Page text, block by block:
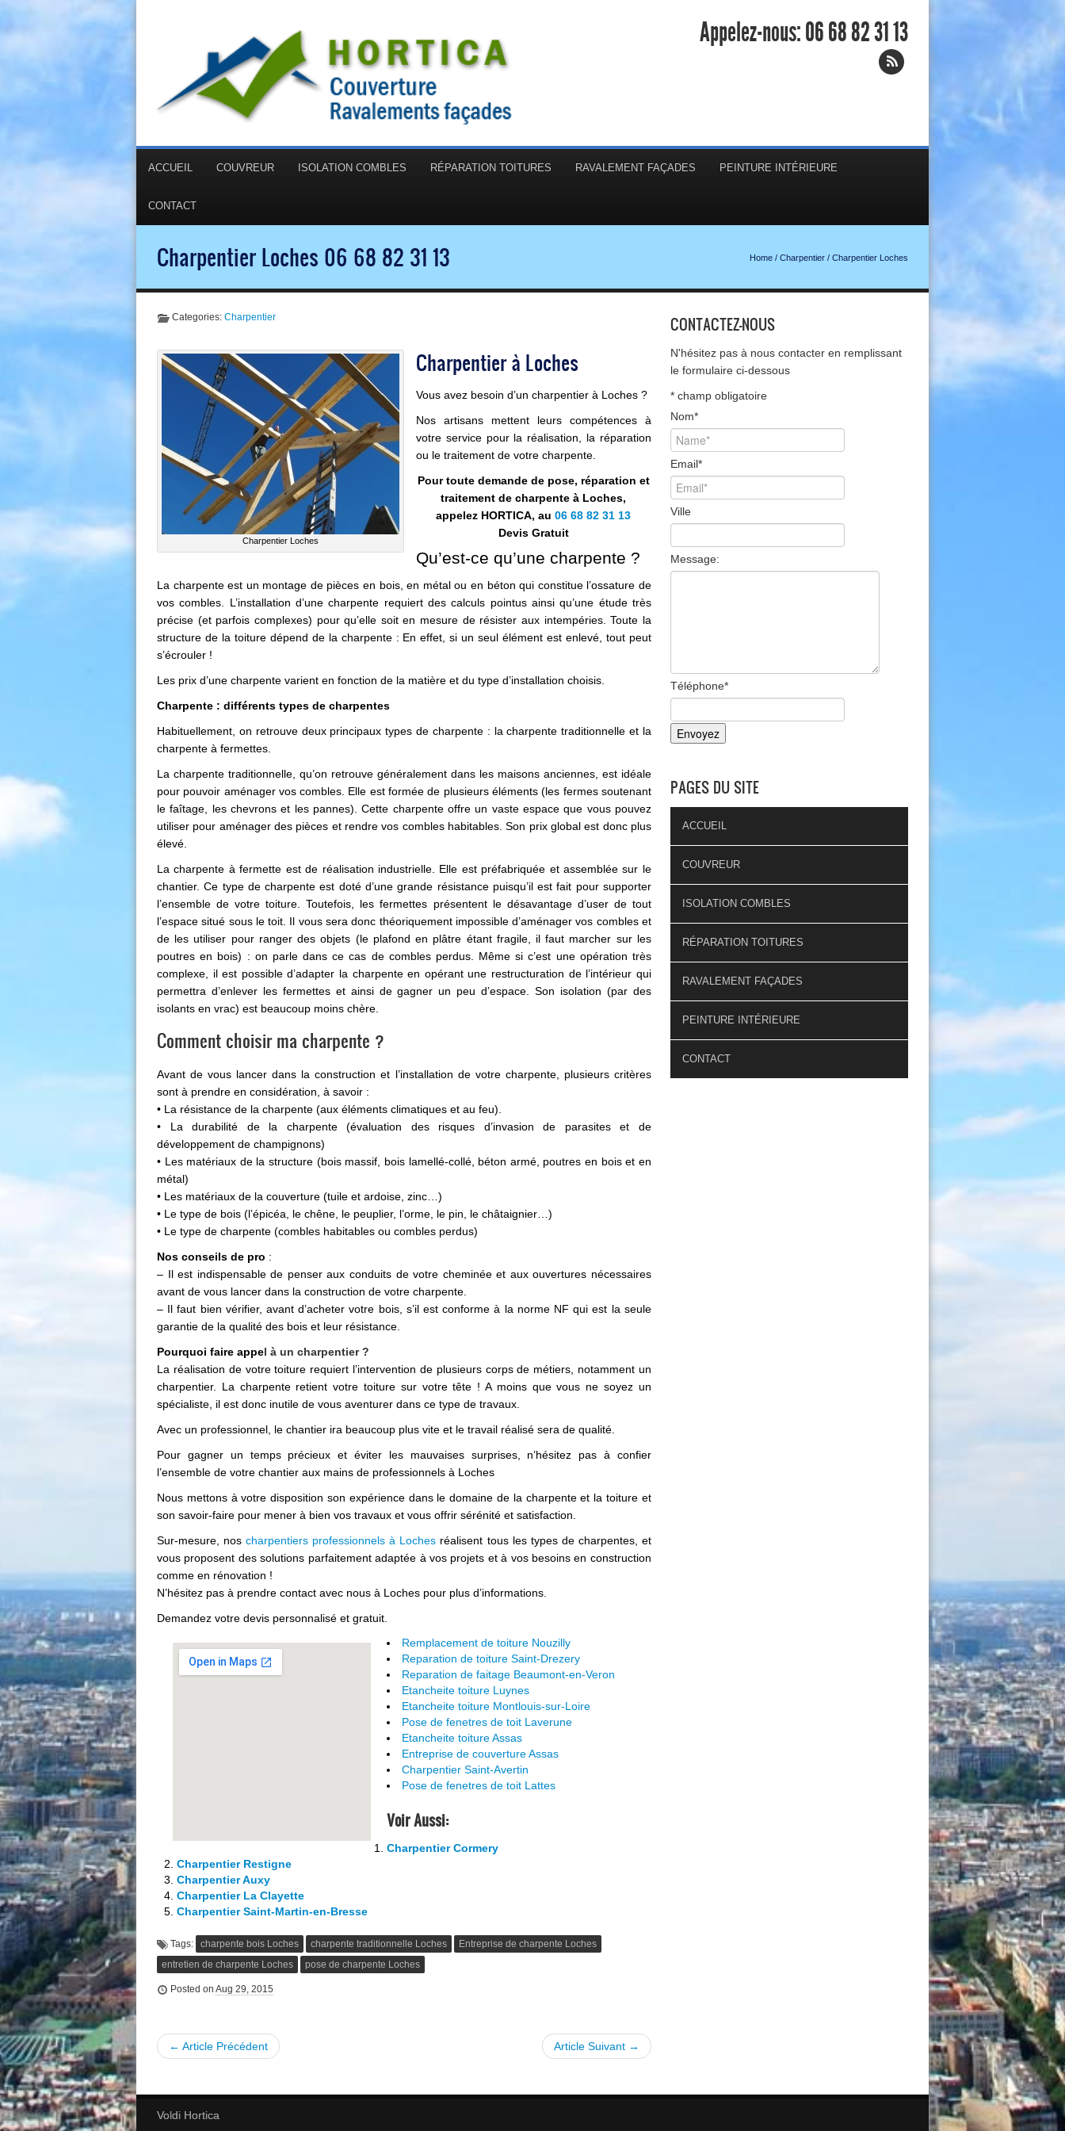
Appelez-nous:06 68 82 31 13
ACCUEIL COUVREUR ISOLATION COMBLES RÉPARATION TOITURES RAVALEMENT FAÇADES PEINTURE INTÉRIEURE
CONTACT
Charpentier Loches 06 68 82 31 13 Home / Charpentier / Charpentier Loches
Categories: Charpentier
Charpentier Loches
Charpentier à Loches
Vous avez besoin d’un charpentier à Loches ?
Nos artisans mettent leurs compétences à
votre service pour la réalisation, la réparation
ou le traitement de votre charpente.
Pour toute demande de pose, réparation et
traitement de charpente à Loches,
appelez HORTICA, au06 68 82 31 13
Devis Gratuit
Qu’est-ce qu’une charpente ?
La charpente est un montage de pièces en bois, en métal ou en béton qui constitue l’ossature de
vos combles. L’installation d’une charpente requiert des calculs pointus ainsi qu’une étude très
précise (et parfois complexes) pour qu’elle soit en mesure de résister aux intempéries. Toute la
structure de la toiture dépend de la charpente : En effet, si un seul élément est enlevé, tout peut
s’écrouler !
Les prix d’une charpente varient en fonction de la matière et du type d’installation choisis.
Charpente : différents types de charpentes
Habituellement, on retrouve deux principaux types de charpente : la charpente traditionnelle et la
charpente à fermettes.
La charpente traditionnelle, qu’on retrouve généralement dans les maisons anciennes, est idéale
pour pouvoir aménager vos combles. Elle est formée de plusieurs éléments (les fermes soutenant
le faîtage, les chevrons et les pannes). Cette charpente offre un vaste espace que vous pouvez
utiliser pour aménager des pièces et rendre vos combles habitables. Son prix global est donc plus
élevé.
La charpente à fermette est de réalisation industrielle. Elle est préfabriquée et assemblée sur le
chantier. Ce type de charpente est doté d’une grande résistance puisqu’il est fait pour supporter
l’ensemble de votre toiture. Toutefois, les fermettes présentent le désavantage d’user de tout
l’espace situé sous le toit. Il vous sera donc théoriquement impossible d’aménager vos combles et
de les utiliser pour ranger des objets (le plafond en plâtre étant fragile, il faut marcher sur les
poutres en bois) : on parle dans ce cas de combles perdus. Même si c’est une opération très
complexe, il est possible d’adapter la charpente en opérant une restructuration de l’intérieur qui
permettra d’enlever les fermettes et ainsi de gagner un peu d’espace. Son isolation (par des
isolants en vrac) est beaucoup moins chère.
Comment choisir ma charpente ?
Avant de vous lancer dans la construction et l’installation de votre charpente, plusieurs critères
sont à prendre en considération, à savoir :
• La résistance de la charpente (aux éléments climatiques et au feu).
• La durabilité de la charpente (évaluation des risques d’invasion de parasites et de
développement de champignons)
• Les matériaux de la structure (bois massif, bois lamellé-collé, béton armé, poutres en bois et en
métal)
• Les matériaux de la couverture (tuile et ardoise, zinc…)
• Le type de bois (l’épicéa, le chêne, le peuplier, l’orme, le pin, le châtaignier…)
• Le type de charpente (combles habitables ou combles perdus)
Nos conseils de pro :
– Il est indispensable de penser aux conduits de votre cheminée et aux ouvertures nécessaires
avant de vous lancer dans la construction de votre charpente.
– Il faut bien vérifier, avant d’acheter votre bois, s’il est conforme à la norme NF qui est la seule
garantie de la qualité des bois et leur résistance.
Pourquoi faire appel à un charpentier?
La réalisation de votre toiture requiert l’intervention de plusieurs corps de métiers, notamment un
charpentier. La charpente retient votre toiture sur votre tête ! A moins que vous ne soyez un
spécialiste, il est donc inutile de vous aventurer dans ce type de travaux.
Avec un professionnel, le chantier ira beaucoup plus vite et le travail réalisé sera de qualité.
Pour gagner un temps précieux et éviter les mauvaises surprises, n’hésitez pas à confier
l’ensemble de votre chantier aux mains de professionnels à Loches
Nous mettons à votre disposition son expérience dans le domaine de la charpente et la toiture et
son savoir-faire pour mener à bien vos travaux et vous offrir sérénité et satisfaction.
Sur-mesure, noscharpentiers professionnels à Loches réalisent tous les types de charpentes, et
vous proposent des solutions parfaitement adaptée à vos projets et à vos besoins en construction
comme en rénovation !
N’hésitez pas à prendre contact avec nous à Loches pour plus d’informations.
Demandez votre devis personnalisé et gratuit.
Remplacement de toiture Nouzilly
Reparation de toiture Saint-Drezery
Reparation de faitage Beaumont-en-Veron
Etancheite toiture Luynes
Etancheite toiture Montlouis-sur-Loire
Pose de fenetres de toit Laverune
Etancheite toiture Assas
Entreprise de couverture Assas
Charpentier Saint-Avertin
Pose de fenetres de toit Lattes
Voir Aussi:
Charpentier Cormery
Charpentier Restigne
Charpentier Auxy
Charpentier La Clayette
Charpentier Saint-Martin-en-Bresse
Tags: charpente bois Loches charpente traditionnelle Loches
Entreprise de charpente Loches
entretien de charpente Loches
pose de charpente Loches
Posted on Aug 29, 2015
← Article Précédent Article Suivant →
CONTACTEZ-NOUS
N'hésitez pas à nous contacter en remplissant
le formulaire ci-dessous
* champ obligatoire
Nom*
Email*
Ville
Message:
Téléphone*
PAGES DU SITE
ACCUEIL
COUVREUR
ISOLATION COMBLES
RÉPARATION TOITURES
RAVALEMENT FAÇADES
PEINTURE INTÉRIEURE
CONTACT
Voldi Hortica